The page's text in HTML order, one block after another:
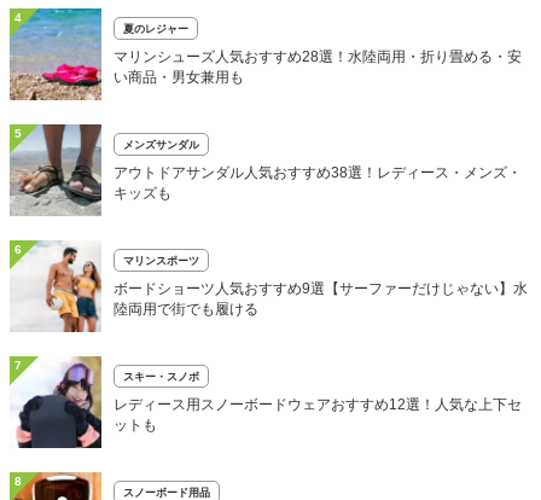
4
夏のレジャー
マリンシューズ人気おすすめ28選！水陸両用・折り畳める・安
い商品・男女兼用も
5
メンズサンダル
アウトドアサンダル人気おすすめ38選！レディース・メンズ・
キッズも
6
マリンスポーツ
ボードショーツ人気おすすめ9選【サーファーだけじゃない】水
陸両用で街でも履ける
7
スキー・スノボ
レディース用スノーボードウェアおすすめ12選！人気な上下セ
ットも
8
スノーボード用品